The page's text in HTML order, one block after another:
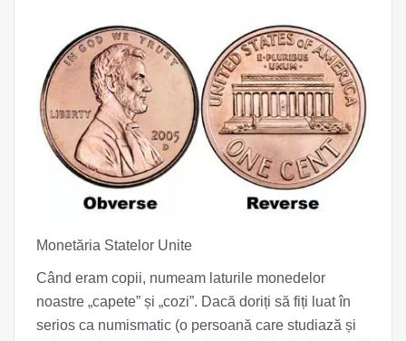
Monetăria Statelor Unite
Când eram copii, numeam laturile monedelor
noastre „capete” și „cozi”. Dacă doriți să fiți luat în
serios ca numismatic (o persoană care studiază și